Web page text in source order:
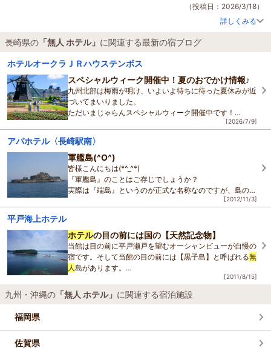
（投稿日：2026/3/18）
詳しくみる
長崎県の 「無人 ホテル」 に関連する最新の宿ブログ
ホテルオークラＪＲハウステンボス
スペシャルウィーク開催中！夏のおでかけ情報♪
九州北部は梅雨が明け、いよいよ待ちに待った夏休みが近
づいてまいりました。
ただいまじゃらんスペシャルウィーク開催中です！
夏の旅行をご検討中でしたら、ハウステンボス・佐世保エ
[2026/7/9]
アパホテル〈長崎駅南〉
軍艦島(^O^)
皆様こんにちは(*^_^*)
『軍艦島』のことはご存じでしょうか？
実際は『端島』というのが正式な名称なのですが、島の外
観が『戦艦 土佐』に似ている、として軍艦島と呼ばれる
[2012/11/3]
平戸海上ホテル
ホテルの目の前には国の【天然記念物】
当館は目の前に平戸瀬戸を望むオーシャンビューが自慢の
宿です。そして当館の目の前には【黒子島】と呼ばれる無
人 島があります。
この黒子島は、南西から北東に３００m伸びた、面積３h
a、周囲約１kmのほぼ楕円形
[2011/8/15]
九州・沖縄の 「無人 ホテル」 に関連する宿泊施設
福岡県
佐賀県